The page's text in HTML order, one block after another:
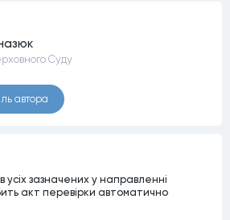
Суду
автора
усіх зазначених у направленні
акт перевірки автоматично